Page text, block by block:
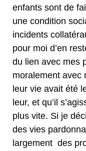
enfants sont de
une condition
incidents
pour moi d’en
du lien avec mes
moralement avec
leur vie avait été
leur, et qu’il
plus vite. Si je
des vies
largement des